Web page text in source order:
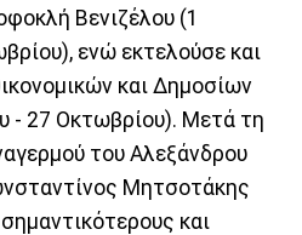
Βενιζέλου (1
ενώ εκτελούσε και
και Δημοσίων
- 27 Οκτωβρίου). Μετά τη
του Αλεξάνδρου
Μητσοτάκης
και